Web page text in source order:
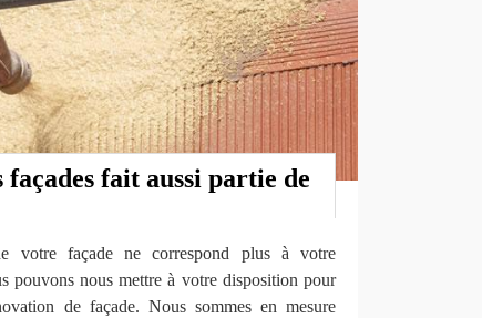
fait aussi partie de
votre façade ne correspond plus à votre
pouvons nous mettre à votre disposition pour
de façade. Nous sommes en mesure